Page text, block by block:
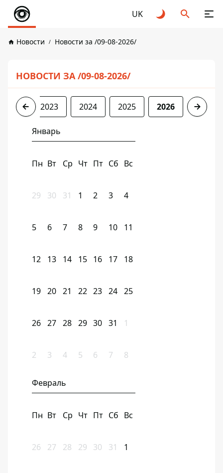
UK
Новости Новости за /09-08-2026/
НОВОСТИ ЗА /09-08-2026/
2022 2023 2024 2025 2026
Январь
Пн Вт Ср Чт Пт Сб Вс
29 30 31 1 2 3 4
5 6 7 8 9 10 11
12 13 14 15 16 17 18
19 20 21 22 23 24 25
26 27 28 29 30 31 1
2 3 4 5 6 7 8
Февраль
Пн Вт Ср Чт Пт Сб Вс
26 27 28 29 30 31 1